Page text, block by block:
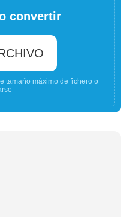
convertir
tamaño máximo de fichero o